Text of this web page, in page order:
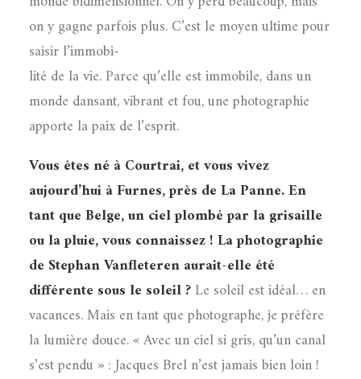
on y gagne parfois plus. C’est le moyen ultime pour
saisir l’immobi-
lité de la vie. Parce qu’elle est immobile, dans un
monde dansant, vibrant et fou, une photographie
apporte la paix de l’esprit.
Vous êtes né à Courtrai, et vous vivez
aujourd’hui à Furnes, près de La Panne. En
tant que Belge, un ciel plombé par la grisaille
ou la pluie, vous connaissez ! La photographie
de Stephan Vanfleteren aurait-elle été
différente sous le soleil ?Le soleil est idéal… en
vacances. Mais en tant que photographe, je préfère
la lumière douce. « Avec un ciel si gris, qu’un canal
s’est pendu » : Jacques Brel n’est jamais bien loin !